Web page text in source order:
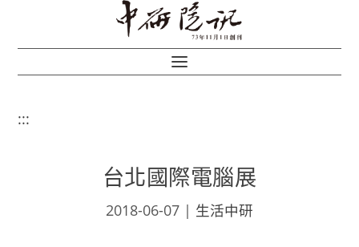
:::
台北國際電腦展
2018-06-07 | 生活中研